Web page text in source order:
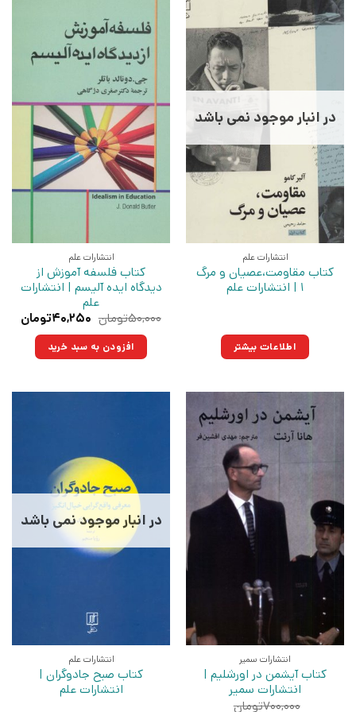
در انبار موجود نمی باشد
انتشارات علم
کتاب مقاومت،عصیان و مرگ
1 | انتشارات علم
اطلاعات بیشتر
انتشارات علم
کتاب فلسفه آموزش از
دیدگاه ایده آلیسم | انتشارات
علم
۵۰,۰۰۰تومان قیمت
۵۰,۰۰۰تومان
بود.
۴۰,۲۵۰تومان
افزودن به سبد خرید
انتشارات سمیر
کتاب آیشمن در اورشلیم |
انتشارات سمیر
۷۰۰,۰۰۰تومان
در انبار موجود نمی باشد
انتشارات علم
کتاب صبح جادوگران |
انتشارات علم